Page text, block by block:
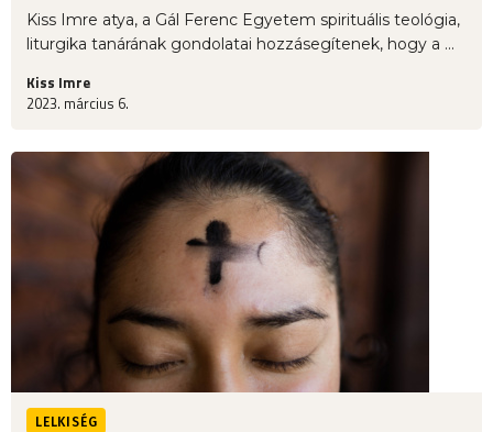
Kiss Imre atya, a Gál Ferenc Egyetem spirituális teológia,
liturgika tanárának gondolatai hozzásegítenek, hogy a ...
Kiss Imre
2023. március 6.
LELKISÉG